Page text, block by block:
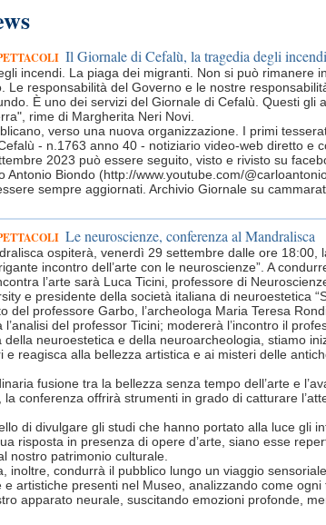
Il Giornale di Cefalù, la tragedia degli incendi
incendi. La piaga dei migranti. Non si può rimanere
Le responsabilità del Governo e le nostre
È uno dei servizi del Giornale di Cefalù. Questi gli
rime di Margherita Neri Novi.
verso una nuova organizzazione. I primi
- n.1763 anno 40 - notiziario video-web diretto e
2023 può essere seguito, visto e rivisto su
Antonio Biondo (http://www.youtube.com/
sempre aggiornati. Archivio Giornale su
Le neuroscienze, conferenza al Mandralisca
ospiterà, venerdì 29 settembre dalle ore 18:00,
incontro dell’arte con le neuroscienze”. A
l’arte sarà Luca Ticini, professore di
e presidente della società italiana di neuroestetica
del professore Garbo, l’archeologa Maria Teresa
del professor Ticini; modererà l’incontro il
della neuroestetica e della neuroarcheologia, stiamo
e reagisca alla bellezza artistica e ai misteri delle
fusione tra la bellezza senza tempo dell’arte e
la conferenza offrirà strumenti in grado di catturare
di divulgare gli studi che hanno portato alla luce gli
risposta in presenza di opere d’arte, siano esse
nostro patrimonio culturale.
inoltre, condurrà il pubblico lungo un viaggio
e artistiche presenti nel Museo, analizzando come
apparato neurale, suscitando emozioni profonde,